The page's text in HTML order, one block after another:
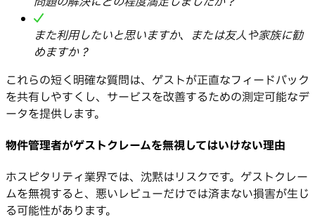
また利用したいと思いますか、または友人や家族に勧
めますか？
これらの短く明確な質問は、ゲストが正直なフィードバック
を共有しやすくし、サービスを改善するための測定可能なデ
ータを提供します。
物件管理者がゲストクレームを無視してはいけない理由
ホスピタリティ業界では、沈黙はリスクです。ゲストクレー
ムを無視すると、悪いレビューだけでは済まない損害が生じ
る可能性があります。